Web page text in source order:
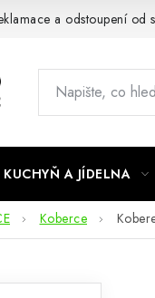
a odstoupení od
KUCHYŇ A JÍDELNA
Koberce